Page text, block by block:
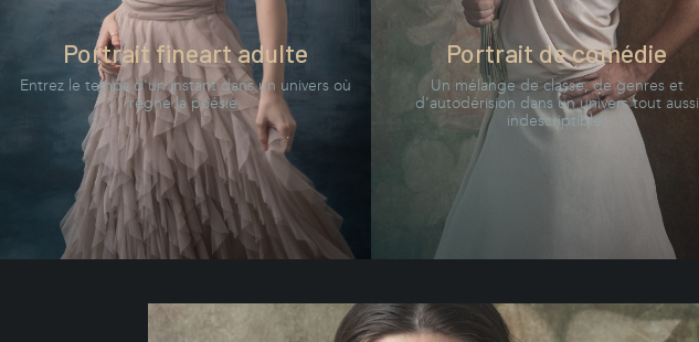
Portrait fineart adulte
Entrez le temps d’un instant dans un univers où
règne la poésie.
Portrait de comédie
Un mélange de classe, de genres et
d’autodérision dans un univers tout aussi
indescriptible.